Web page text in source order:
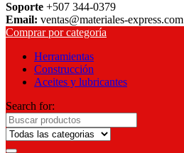
Soporte +507 344-0379
Email: ventas@materiales-express.com
Comprar por categoría
Herramientas
Construcción
Aceites y lubricantes
Search for: